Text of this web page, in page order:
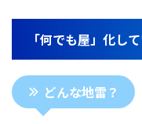
「何でも屋」化し
どんな地雷？